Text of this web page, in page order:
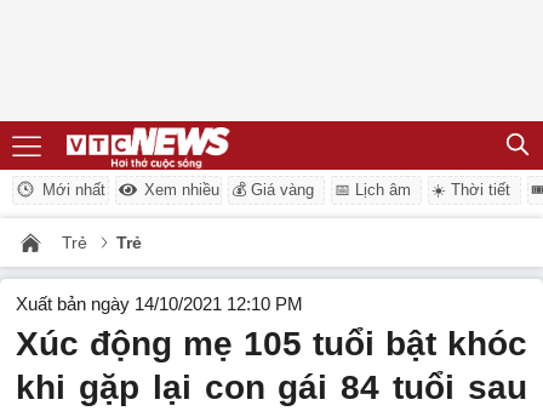
Mới nhất Xem nhiều 💰 Giá vàng 📅 Lịch âm ☀️ Thời tiết
Trẻ Trẻ
Xuất bản ngày 14/10/2021 12:10 PM
Xúc động mẹ 105 tuổi bật khóc
khi gặp lại con gái 84 tuổi sau